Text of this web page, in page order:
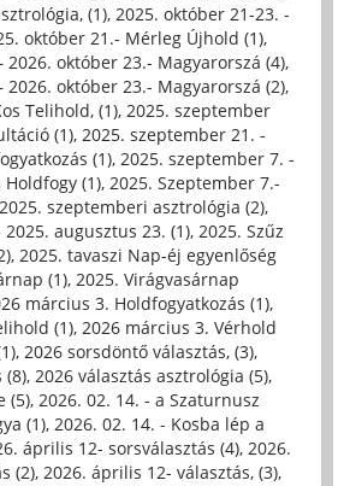
(1), 2025. október 21-23. -
október 21.- Mérleg Újhold (1),
2026. október 23.- Magyarorszá (4),
2026. október 23.- Magyarorszá (2),
Telihold, (1), 2025. szeptember
(1), 2025. szeptember 21. -
(1), 2025. szeptember 7. -
(1), 2025. Szeptember 7.-
2025. szeptemberi asztrológia (2),
augusztus 23. (1), 2025. Szűz
, 2025. tavaszi Nap-éj egyenlőség
(1), 2025. Virágvasárnap
március 3. Holdfogyatkozás (1),
(1), 2026 március 3. Vérhold
, 2026 sorsdöntő választás, (3),
(8), 2026 választás asztrológia (5),
(5), 2026. 02. 14. - a Szaturnusz
(1), 2026. 02. 14. - Kosba lép a
április 12- sorsválasztás (4), 2026.
(2), 2026. április 12- választás, (3),